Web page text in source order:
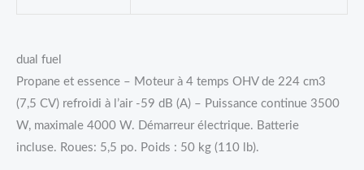
dual fuel
Propane et essence – Moteur à 4 temps OHV de 224 cm3
(7,5 CV) refroidi à l’air -59 dB (A) – Puissance continue 3500
W, maximale 4000 W. Démarreur électrique. Batterie
incluse. Roues: 5,5 po. Poids : 50 kg (110 lb).